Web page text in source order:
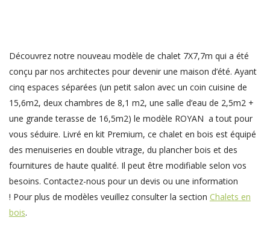
Découvrez notre nouveau modèle de chalet 7X7,7m qui a été
conçu par nos architectes pour devenir une maison d’été. Ayant
cinq espaces séparées (un petit salon avec un coin cuisine de
15,6m2, deux chambres de 8,1 m2, une salle d’eau de 2,5m2 +
une grande terasse de 16,5m2) le modèle ROYAN a tout pour
vous séduire. Livré en kit Premium, ce chalet en bois est équipé
des menuiseries en double vitrage, du plancher bois et des
fournitures de haute qualité. Il peut être modifiable selon vos
besoins. Contactez-nous pour un devis ou une information
! Pour plus de modèles veuillez consulter la section Chalets en
bois.